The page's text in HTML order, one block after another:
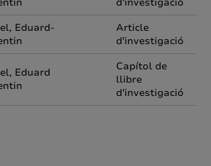
Eduard-
Article
d'investigació
Eduard
Capítol de
llibre
d'investigació